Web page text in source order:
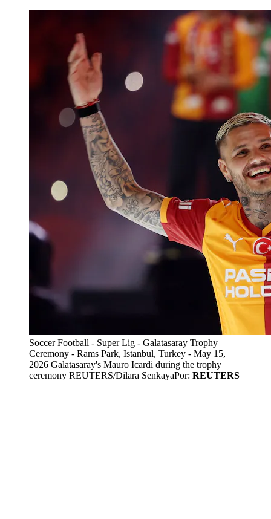
Soccer Football - Super Lig - Galatasaray Trophy
Ceremony - Rams Park, Istanbul, Turkey - May 15,
2026 Galatasaray's Mauro Icardi during the trophy
ceremony REUTERS/Dilara SenkayaPor: REUTERS